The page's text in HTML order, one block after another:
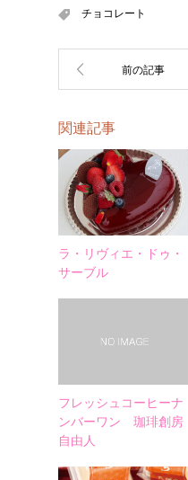
チョコレート
関連記事
ラ・リヴィエ・ドゥ・
サーブル
フレッシュコーヒーナ
ンバーワン 珈琲創房
自由人